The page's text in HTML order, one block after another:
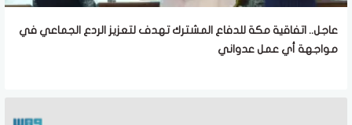
عاجل.. اتفاقية مكة للدفاع المشترك تهدف لتعزيز الردع الجماعي في
مواجهة أي عمل عدواني